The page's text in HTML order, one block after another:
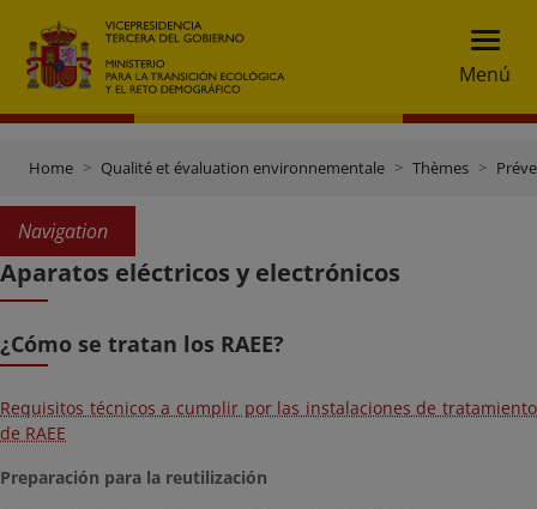
Menú
Home Qualité et évaluation environnementale Thèmes
Navigation
Aparatos eléctricos y electrónicos
¿Cómo se tratan los RAEE?
Requisitos técnicos a cumplir por las instalaciones de tratamiento
de RAEE
Preparación para la reutilización